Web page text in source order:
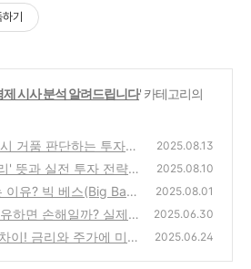
기
제 시사 분석 알려드립니다' 카테고리의
거품 판단하는 투자
2025.08.13
' 뜻과 실전 투자 전략
2025.08.10
이유? 빅 베스(Big Bat
2025.08.01
하면 손해일까? 실제
(0)
2025.06.30
이! 금리와 주가에 미치
2025.06.24